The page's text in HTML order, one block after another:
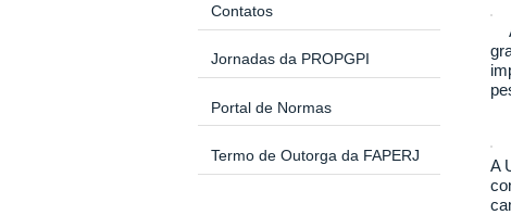
Contatos
Jornadas da PROPGPI
Portal de Normas
Termo de Outorga da FAPERJ
A